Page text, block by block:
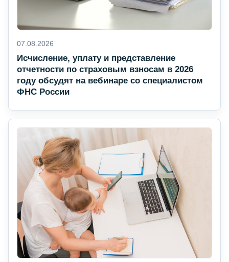
07.08.2026
Исчисление, уплату и представление
отчетности по страховым взносам в 2026
году обсудят на вебинаре со специалистом
ФНС России